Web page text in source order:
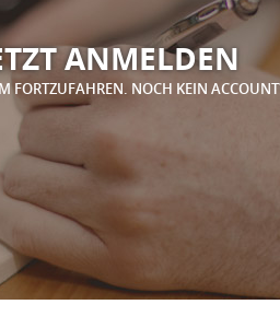
ANMELDEN
FORTZUFAHREN. NOCH KEIN